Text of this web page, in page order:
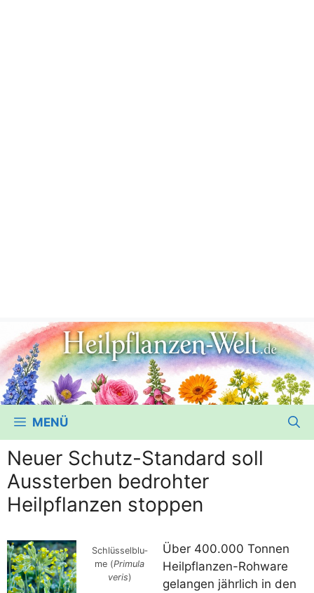
MENÜ
Neuer Schutz-Standard soll
Aussterben bedrohter
Heilpflanzen stoppen
Schlüs­sel­blu­
me (Pri­mu­la
veris)
Über 400.000 Ton­nen
Heil­pflan­zen-Roh­wa­re
gelan­gen jähr­lich in den